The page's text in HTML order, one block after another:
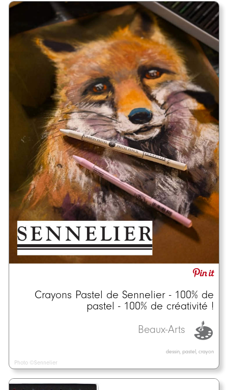
Crayons Pastel de Sennelier - 100% de
pastel - 100% de créativité !
Beaux-Arts
dessin, pastel, crayon
Photo ©Sennelier